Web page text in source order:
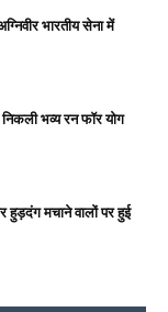
भारतीय सेना में
निकली भव्य रन फॉर योग
हुड़दंग मचाने वालों पर हुई